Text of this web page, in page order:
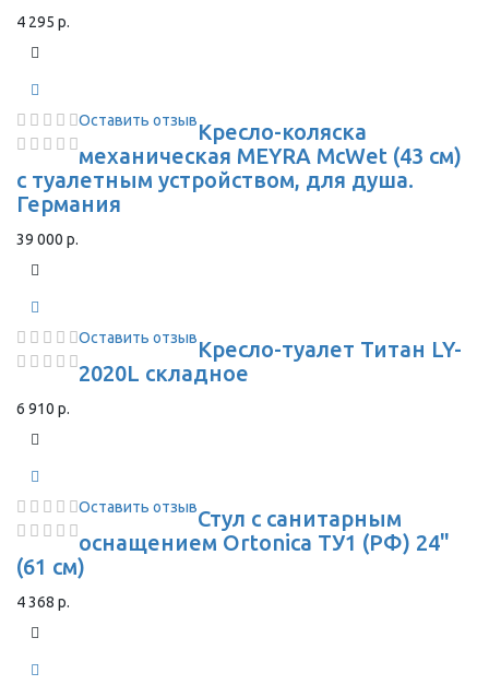
4 295 р.
Оставить отзывКресло-коляска
механическая MEYRA McWet (43 см)
с туалетным устройством, для душа.
Германия
39 000 р.
Оставить отзывКресло-туалет Титан LY-
2020L складное
6 910 р.
Оставить отзывСтул с санитарным
оснащением Ortonica ТУ1 (РФ) 24"
(61 см)
4 368 р.